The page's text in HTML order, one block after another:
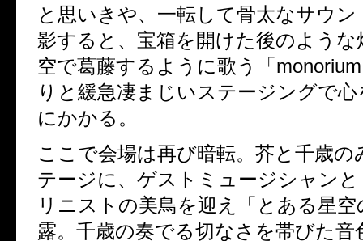
と思いきや、一転して骨太なサウ
影すると、宝箱を開けた後のよう
空で葛藤するように歌う「
りと緩急凄まじいステージングで
にかかる。
ここで会場は再び暗転。芥と千歳の
テージに、ゲストミュージシャン
リニストの美鳥を迎え「とある星空
露。千歳の奏でる切なさを帯びた音